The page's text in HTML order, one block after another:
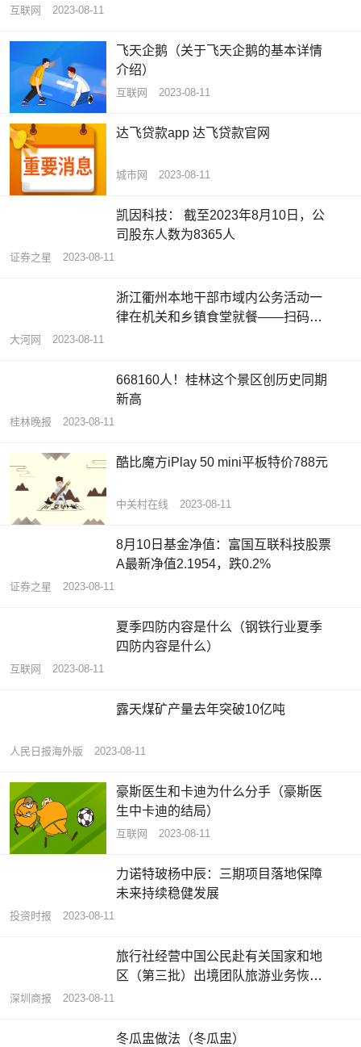
互联网 2023-08-11
飞天企鹅（关于飞天企鹅的基本详情
介绍）
互联网 2023-08-11
达飞贷款app 达飞贷款官网
城市网 2023-08-11
凯因科技： 截至2023年8月10日，公
司股东人数为8365人
证券之星 2023-08-11
浙江衢州本地干部市域内公务活动一
律在机关和乡镇食堂就餐——扫码吃
大河网 2023-08-11
668160人！桂林这个景区创历史同期
新高
桂林晚报 2023-08-11
酷比魔方iPlay 50 mini平板特价788元
中关村在线 2023-08-11
8月10日基金净值：富国互联科技股票
A最新净值2.1954，跌0.2%
证券之星 2023-08-11
夏季四防内容是什么（钢铁行业夏季
四防内容是什么）
互联网 2023-08-11
露天煤矿产量去年突破10亿吨
人民日报海外版 2023-08-11
豪斯医生和卡迪为什么分手（豪斯医
生中卡迪的结局）
互联网 2023-08-11
力诺特玻杨中辰：三期项目落地保障
未来持续稳健发展
投资时报 2023-08-11
旅行社经营中国公民赴有关国家和地
区（第三批）出境团队旅游业务恢复
深圳商报 2023-08-11
冬瓜盅做法（冬瓜盅）